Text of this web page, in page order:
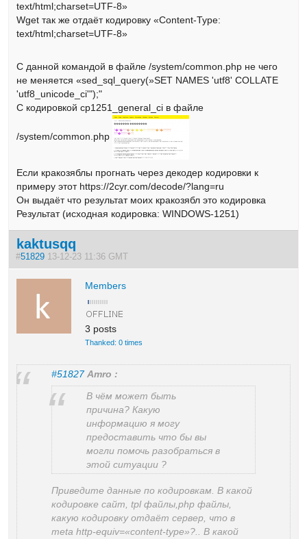
text/html;charset=UTF-8»
Wget так же отдаёт кодировку «Content-Type:
text/html;charset=UTF-8»
С данной командой в файле /system/common.php не чего
не меняется «sed_sql_query(»SET NAMES 'utf8' COLLATE
'utf8_unicode_ci'");"
C кодировкой cp1251_general_ci в файле
/system/common.php
Если кракозяблы прогнать через декодер кодировки к
примеру этот https://2cyr.com/decode/?lang=ru
Он выдаёт что результат моих кракозябл это кодировка
Результат (исходная кодировка: WINDOWS-1251)
kaktusqq
#51829 13-12-23 11:36 GMT
Members
3 posts
Thanked: 0 times
#51827 Amro :
В чём может быть
причина? Какую
информацию я могу
предоставить что бы вы
могли помочь разобраться в
этой ситуации ?
Приведите данные по кодировкам. В какой
кодировке сайт, tpl файлы,php файлы,
какую кодировку отдаёт сервер, что в
meta http-equiv=«content-type»?.. В какой